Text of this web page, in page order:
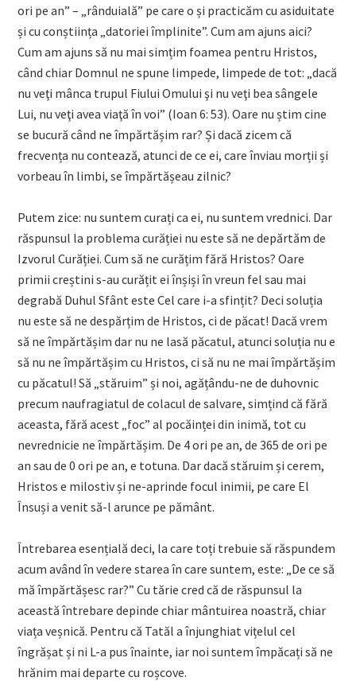
ori pe an” – „rânduială” pe care o și practicăm cu asiduitate
și cu conștiința „datoriei împlinite”. Cum am ajuns aici?
Cum am ajuns să nu mai simțim foamea pentru Hristos,
când chiar Domnul ne spune limpede, limpede de tot: „dacă
nu veţi mânca trupul Fiului Omului şi nu veţi bea sângele
Lui, nu veţi avea viaţă în voi” (Ioan 6: 53). Oare nu știm cine
se bucură când ne împărtășim rar? Și dacă zicem că
frecvența nu contează, atunci de ce ei, care înviau morții și
vorbeau în limbi, se împărtășeau zilnic?
Putem zice: nu suntem curați ca ei, nu suntem vrednici. Dar
răspunsul la problema curăției nu este să ne depărtăm de
Izvorul Curăției. Cum să ne curățim fără Hristos? Oare
primii creștini s-au curățit ei înșiși în vreun fel sau mai
degrabă Duhul Sfânt este Cel care i-a sfințit? Deci soluția
nu este să ne despărțim de Hristos, ci de păcat! Dacă vrem
să ne împărtășim dar nu ne lasă păcatul, atunci soluția nu e
să nu ne împărtășim cu Hristos, ci să nu ne mai împărtășim
cu păcatul! Să „stăruim” și noi, agățându-ne de duhovnic
precum naufragiatul de colacul de salvare, simțind că fără
aceasta, fără acest „foc” al pocăinței din inimă, tot cu
nevrednicie ne împărtășim. De 4 ori pe an, de 365 de ori pe
an sau de 0 ori pe an, e totuna. Dar dacă stăruim și cerem,
Hristos e milostiv și ne-aprinde focul inimii, pe care El
Însuși a venit să-l arunce pe pământ.
Întrebarea esențială deci, la care toți trebuie să răspundem
acum având în vedere starea în care suntem, este: „De ce să
mă împărtășesc rar?” Cu tărie cred că de răspunsul la
această întrebare depinde chiar mântuirea noastră, chiar
viața veșnică. Pentru că Tatăl a înjunghiat vițelul cel
îngrășat și ni L-a pus înainte, iar noi suntem împăcați să ne
hrănim mai departe cu roșcove.